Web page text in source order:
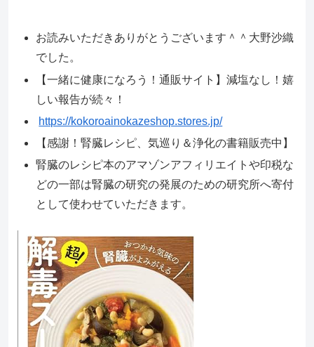
お読みいただきありがとうございます＾＾大野沙織
でした。
【一緒に健康になろう！通販サイト】減塩なし！嬉
しい報告が続々！
https://kokoroainokazeshop.stores.jp/
【感謝！腎臓レシピ、気巡り＆浄化の書籍販売中】
腎臓のレシピ本のアマゾンアフィリエイトや印税な
どの一部は腎臓の研究の発展のための研究所へ寄付
として使わせていただきます。